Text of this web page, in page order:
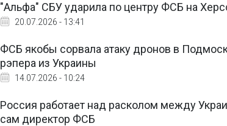
"Альфа" СБУ ударила по центру ФСБ на
20.07.2026 - 13:41
ФСБ якобы сорвала атаку дронов в
рэпера из Украины
14.07.2026 - 10:24
Россия работает над расколом между
сам директор ФСБ